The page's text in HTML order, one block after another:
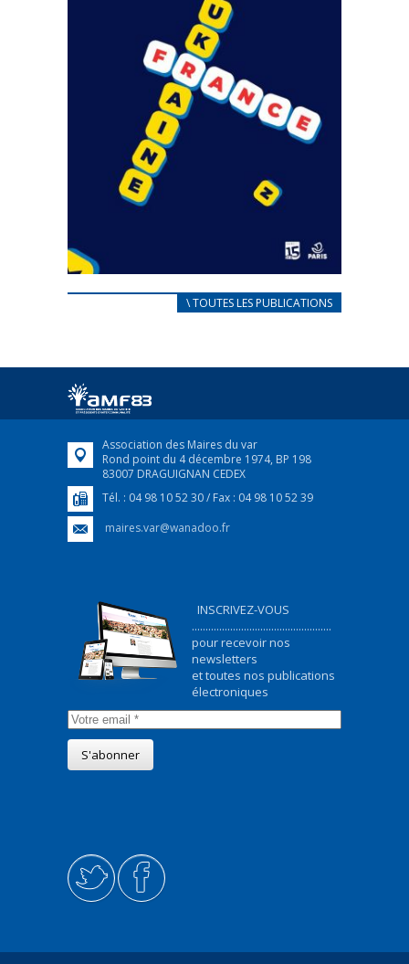
CARNET D’ACCUEIL
Afin d’accompagner au mieux les réfugiés
FEUILLETER
\ TOUTES LES PUBLICATIONS
Association des Maires du var
Rond point du 4 décembre 1974, BP 198
83007 DRAGUIGNAN CEDEX
Tél. : 04 98 10 52 30 / Fax : 04 98 10 52 39
maires.var@wanadoo.fr
INSCRIVEZ-VOUS
...................................................
pour recevoir nos
newsletters
et toutes nos publications
électroniques